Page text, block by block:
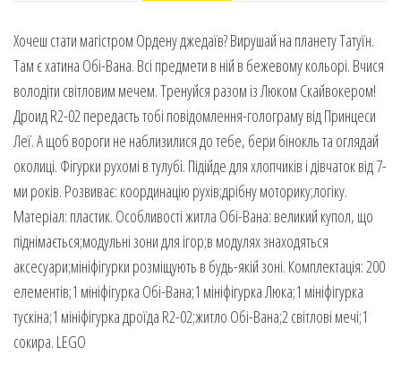
Хочеш стати магістром Ордену джедаїв? Вирушай на планету Татуїн.
Там є хатина Обі-Вана. Всі предмети в ній в бежевому кольорі. Вчися
володіти світловим мечем. Тренуйся разом із Люком Скайвокером!
Дроид R2-02 передасть тобі повідомлення-голограму від Принцеси
Леї. А щоб вороги не наблизилися до тебе, бери бінокль та оглядай
околиці. Фігурки рухомі в тулубі. Підійде для хлопчиків і дівчаток від 7-
ми років. Розвиває: координацію рухів;дрібну моторику;логіку.
Матеріал: пластик. Особливості житла Обі-Вана: великий купол, що
піднімається;модульні зони для ігор;в модулях знаходяться
аксесуари;мініфігурки розміщують в будь-якій зоні. Комплектація: 200
елементів;1 мініфігурка Обі-Вана;1 мініфігурка Люка;1 мініфігурка
тускіна;1 мініфігурка дроїда R2-02;житло Обі-Вана;2 світлові мечі;1
сокира. LEGO